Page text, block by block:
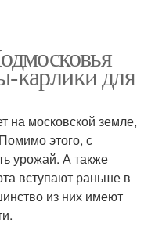
карлики для
на московской земле,
этого, с
урожай. А также
вступают раньше в
из них имеют